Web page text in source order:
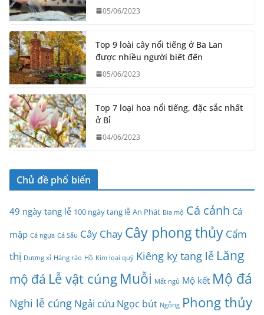
05/06/2023
Top 9 loài cây nổi tiếng ở Ba Lan
được nhiều người biết đến
05/06/2023
Top 7 loại hoa nổi tiếng, đặc sắc nhất
ở Bỉ
04/06/2023
Chủ đề phổ biến
49 ngày tang lễ 100 ngày tang lễ An Phát Bia mộ Cá cảnh Cá
mập Cá ngựa Cá Sấu Cây Chay Cây phong thủy Cẩm
thị Dương xỉ Hàng rào Hồ Kim loại quý Kiêng kỵ tang lễ Lăng
mộ đá Lễ vật cúng Muỗi Mất ngủ Mộ kết Mộ đá
Nghi lễ cúng Ngải cứu Ngọc bút Ngỗng Phong thủy